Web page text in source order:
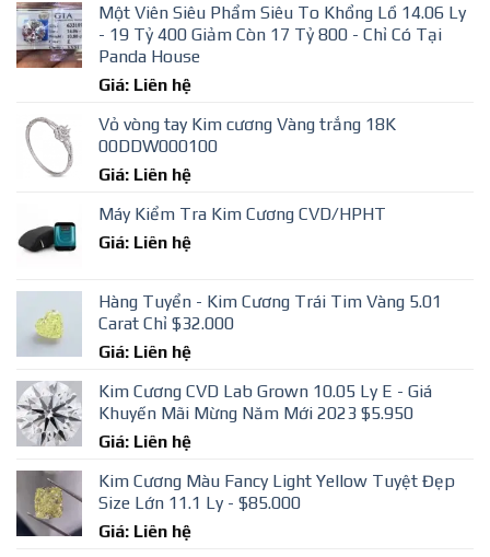
Một Viên Siêu Phẩm Siêu To Khổng Lồ 14.06 Ly
- 19 Tỷ 400 Giảm Còn 17 Tỷ 800 - Chỉ Có Tại
Panda House
Giá: Liên hệ
Vỏ vòng tay Kim cương Vàng trắng 18K
00DDW000100
Giá: Liên hệ
Máy Kiểm Tra Kim Cương CVD/HPHT
Giá: Liên hệ
Hàng Tuyển - Kim Cương Trái Tim Vàng 5.01
Carat Chỉ $32.000
Giá: Liên hệ
Kim Cương CVD Lab Grown 10.05 Ly E - Giá
Khuyến Mãi Mừng Năm Mới 2023 $5.950
Giá: Liên hệ
Kim Cương Màu Fancy Light Yellow Tuyệt Đẹp
Size Lớn 11.1 Ly - $85.000
Giá: Liên hệ